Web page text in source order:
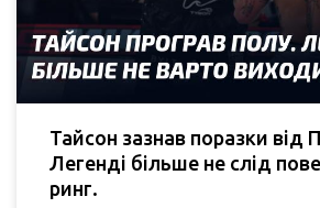
Тайсон зазнав поразки від
Легенді більше не слід
ринг.